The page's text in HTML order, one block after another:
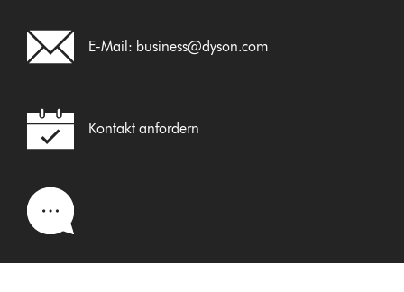
E-Mail: business@dyson.com
Kontakt anfordern